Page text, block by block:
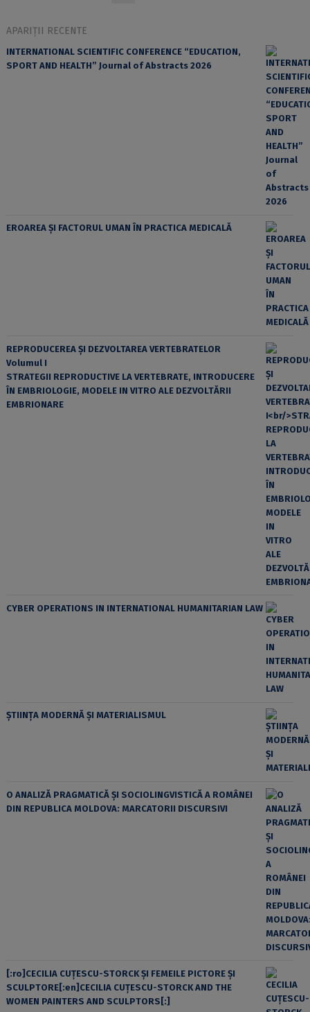
APARIȚII RECENTE
INTERNATIONAL SCIENTIFIC CONFERENCE “EDUCATION,
SPORT AND HEALTH” Journal of Abstracts 2026
EROAREA ȘI FACTORUL UMAN ÎN PRACTICA MEDICALĂ
REPRODUCEREA ȘI DEZVOLTAREA VERTEBRATELOR
Volumul I
STRATEGII REPRODUCTIVE LA VERTEBRATE, INTRODUCERE
ÎN EMBRIOLOGIE, MODELE IN VITRO ALE DEZVOLTĂRII
EMBRIONARE
CYBER OPERATIONS IN INTERNATIONAL HUMANITARIAN LAW
ȘTIINȚA MODERNĂ ȘI MATERIALISMUL
O ANALIZĂ PRAGMATICĂ ȘI SOCIOLINGVISTICĂ A ROMÂNEI
DIN REPUBLICA MOLDOVA: MARCATORII DISCURSIVI
[:ro]CECILIA CUŢESCU-STORCK ŞI FEMEILE PICTORE ŞI
SCULPTORE[:en]CECILIA CUŢESCU-STORCK AND THE
WOMEN PAINTERS AND SCULPTORS[:]